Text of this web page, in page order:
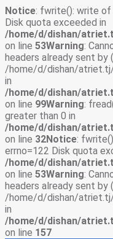
Notice: fwrite(): write
Disk quota exceeded in
/home/d/dishan/
on line 53Warning:
headers already sent
/home/d/dishan/
in
/home/d/dishan/
on line 99Warning:
greater than 0 in
/home/d/dishan/
on line 32Notice:
errno=122 Disk quota
/home/d/dishan/
on line 53Warning:
headers already sent
/home/d/dishan/
in
/home/d/dishan/
on line 157